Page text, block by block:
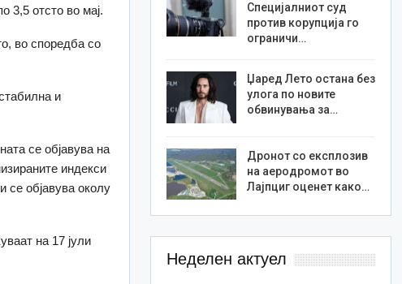
3,5 отсто во мај.
во споредба со
и
се објавува на
индекси
се објавува околу
на 17 јули
Специјалниот суд
против корупција го
ограничи…
Џаред Лето остана без
улога по новите
обвинувања за…
Дронот со експлозив
на аеродромот во
Лајпциг оценет како…
Неделен актуел